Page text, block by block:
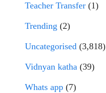
Teacher Transfer (1)
Trending (2)
Uncategorised (3,818)
Vidnyan katha (39)
Whats app (7)